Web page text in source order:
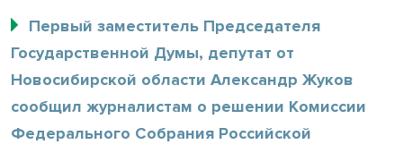
Первый заместитель Председателя
Государственной Думы, депутат от
Новосибирской области Александр Жуков
сообщил журналистам о решении Комиссии
Федерального Собрания Российской